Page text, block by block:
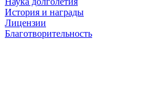
История и награды
Лицензии
Благотворительность